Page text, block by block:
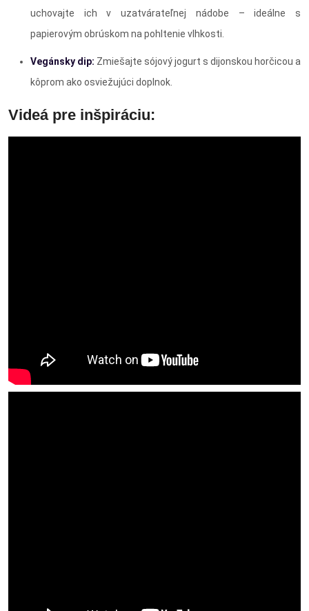
uchovajte ich v uzatvárateľnej nádobe – ideálne s
papierovým obrúskom na pohltenie vlhkosti.
Vegánsky dip: Zmiešajte sójový jogurt s dijonskou horčicou a
kôprom ako osviežujúci doplnok.
Videá pre inšpiráciu: